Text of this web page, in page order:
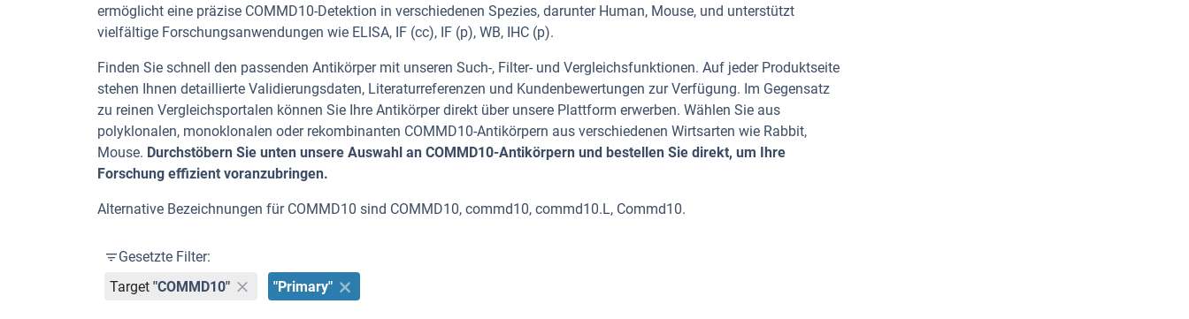
ermöglicht eine präzise COMMD10-Detektion in verschiedenen Spezies, darunter Human, Mouse, und unterstützt
vielfältige Forschungsanwendungen wie ELISA, IF (cc), IF (p), WB, IHC (p).
Finden Sie schnell den passenden Antikörper mit unseren Such-, Filter- und Vergleichsfunktionen. Auf jeder Produktseite
stehen Ihnen detaillierte Validierungsdaten, Literaturreferenzen und Kundenbewertungen zur Verfügung. Im Gegensatz
zu reinen Vergleichsportalen können Sie Ihre Antikörper direkt über unsere Plattform erwerben. Wählen Sie aus
polyklonalen, monoklonalen oder rekombinanten COMMD10-Antikörpern aus verschiedenen Wirtsarten wie Rabbit,
Mouse. Durchstöbern Sie unten unsere Auswahl an COMMD10-Antikörpern und bestellen Sie direkt, um Ihre
Forschung effizient voranzubringen.
Alternative Bezeichnungen für COMMD10 sind COMMD10, commd10, commd10.L, Commd10.
Gesetzte Filter:
Target "COMMD10" "Primary"